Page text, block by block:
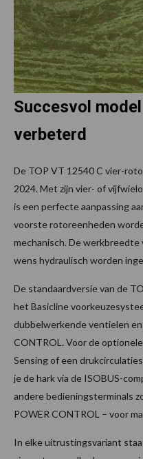
Succesvol
verbeterd
De TOP VT 12540 C vier-
2024. Met zijn vier- of
is een perfecte aanpassing
voorste rotoreenheden
mechanisch. De werkbreedte
wens hydraulisch worden
De standaardversie van de
het Basicline
dubbelwerkende ventielen
CONTROL. Voor de
Sensing of een
je de hark via de ISOBUS-
andere bedieningsterminals
POWER CONTROL – voor
In elke uitrustingsvariant